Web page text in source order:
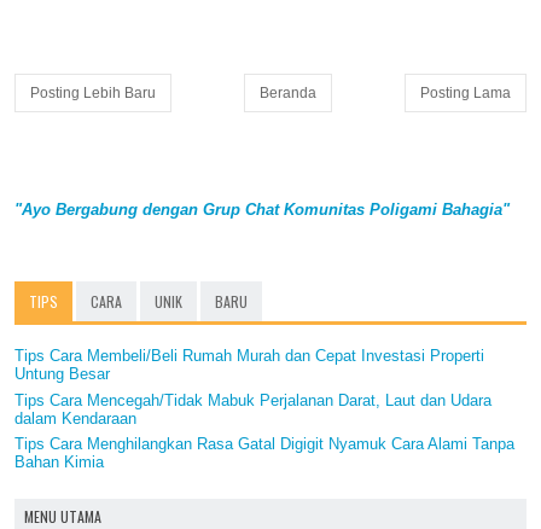
Posting Lebih Baru Posting Lama
Beranda
"Ayo Bergabung dengan Grup Chat Komunitas Poligami Bahagia"
TIPS CARA UNIK BARU
Tips Cara Membeli/Beli Rumah Murah dan Cepat Investasi Properti
Untung Besar
Tips Cara Mencegah/Tidak Mabuk Perjalanan Darat, Laut dan Udara
dalam Kendaraan
Tips Cara Menghilangkan Rasa Gatal Digigit Nyamuk Cara Alami Tanpa
Bahan Kimia
MENU UTAMA